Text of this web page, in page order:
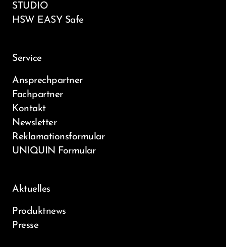
STUDIO
HSW EASY Safe
Service
Ansprechpartner
Fachpartner
Kontakt
Newsletter
Reklamationsformular
UNIQUIN Formular
Aktuelles
Produktnews
Presse